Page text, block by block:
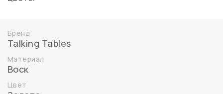
Бренд
Talking Tables
Материал
Воск
Цвет